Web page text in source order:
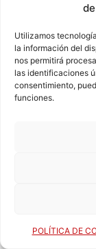
Utilizamos
la información del
nos permitirá
las identificaciones
consentimiento,
funciones.
POLÍTICA DE
TEMPORADA
TEMPORADA